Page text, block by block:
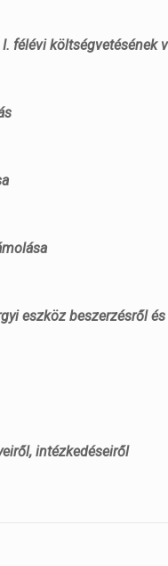
félévi költségvetésének
eszköz beszerzésről
intézkedéseiről